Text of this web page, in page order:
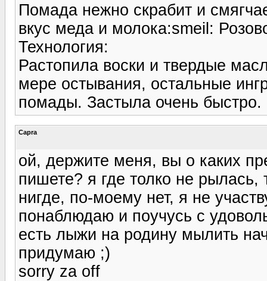
Помада нежно скрабит и
вкус меда и молока:smeil:
Технология:
Растопила воски и твердые
мере остывания, остальные
помады. Застыла очень быстро.
Capra
ой, держите меня, вы о каких
пишете? я где толко не рылась,
нигде, по-моему нет, я не
понаблюдаю и поучусь с
есть лыжи на родину мылить
придумаю ;)
sorry za off